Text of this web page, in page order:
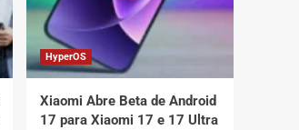
HyperOS
Xiaomi Abre Beta de Android
17 para Xiaomi 17 e 17 Ultra